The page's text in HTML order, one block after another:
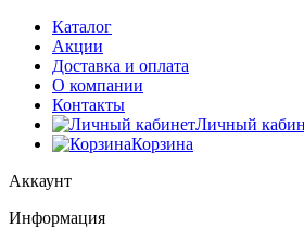
Каталог
Акции
Доставка и оплата
О компании
Контакты
Личный
Корзина
Аккаунт
Информация